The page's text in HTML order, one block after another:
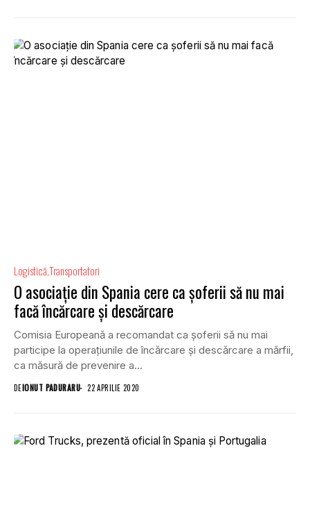
LogisticăTransportatori
O asociație din Spania cere ca șoferii să nu mai
facă încărcare și descărcare
Comisia Europeană a recomandat ca șoferii să nu mai
participe la operațiunile de încărcare și descărcare a mărfii,
ca măsură de prevenire a...
DEIONUT PADURARU 22 APRILIE 2020